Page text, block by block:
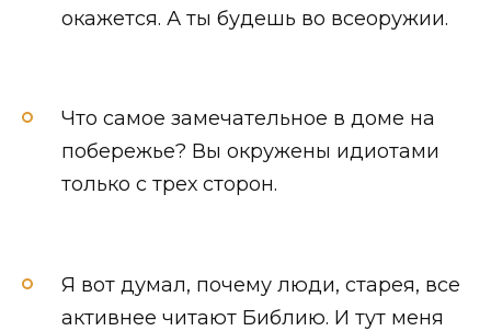
окажется. А ты будешь во всеоружии.
Что самое замечательное в доме на
побережье? Вы окружены идиотами
только с трех сторон.
Я вот думал, почему люди, старея, все
активнее читают Библию. И тут меня